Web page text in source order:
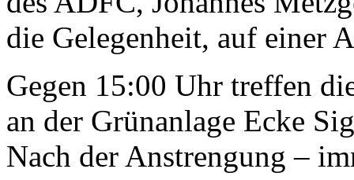
die Gelegenheit, auf einer
Gegen 15:00 Uhr treffen
an der Grünanlage Ecke
Nach der Anstrengung –